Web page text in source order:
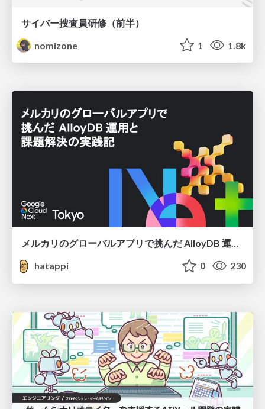
サイバー捜査員研修（前半）
nomizone
1 1.8k
メルカリのグローバルアプリで挑んだ AlloyDB 運用と課題解決の実践記
hatappi
0 230